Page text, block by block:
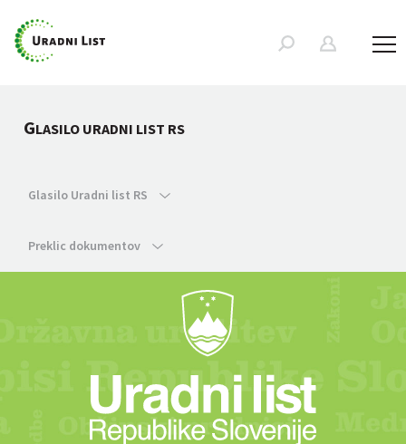
GLASILO URADNI LIST RS
Glasilo Uradni list RS
Preklic dokumentov